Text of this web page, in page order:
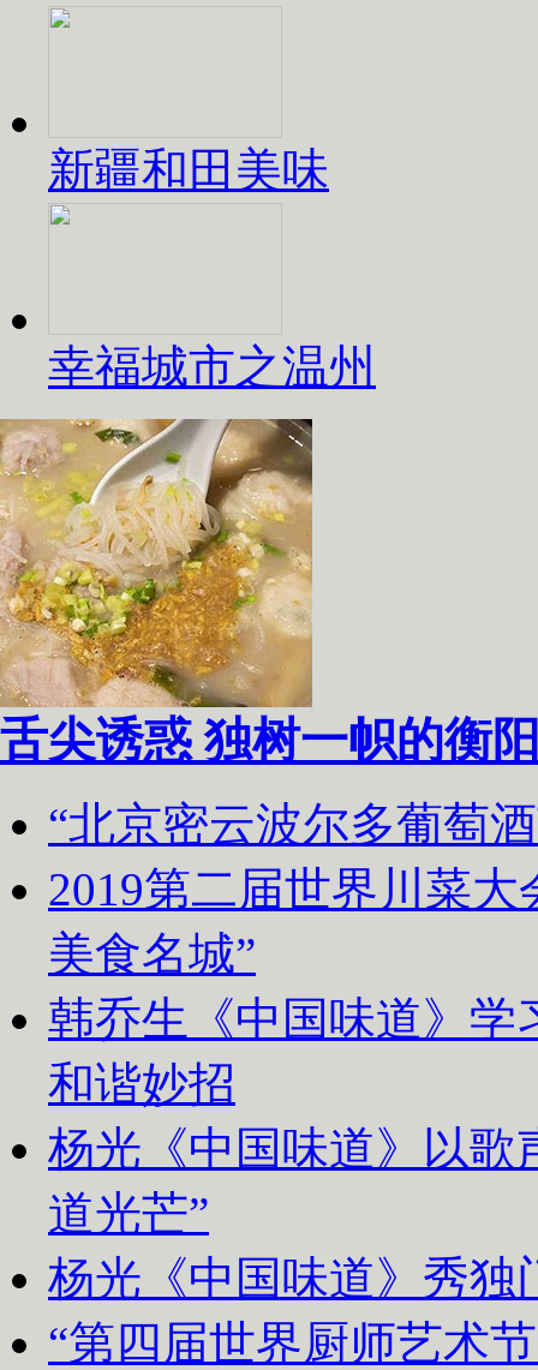
新疆和田美味
幸福城市之温州
舌尖诱惑 独树一帜的衡
“北京密云波尔多葡萄
2019第二届世界川菜
美食名城”
韩乔生《中国味道》学
和谐妙招
杨光《中国味道》以歌
道光芒”
杨光《中国味道》秀独
“第四届世界厨师艺术